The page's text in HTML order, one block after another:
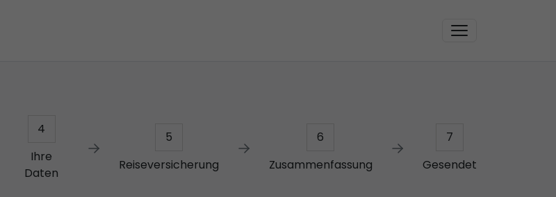
4
Ihre
Daten
5
Reiseversicherung
6
Zusammenfassung
7
Gesendet